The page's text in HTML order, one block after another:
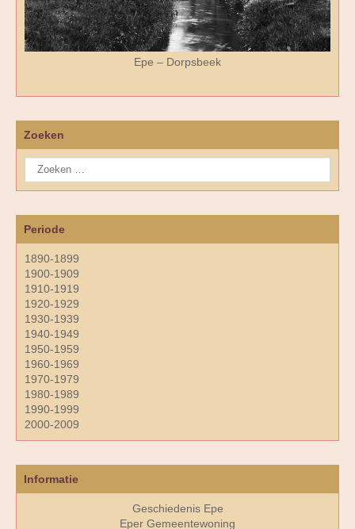
Epe – Dorpsbeek
Zoeken
Periode
1890-1899
1900-1909
1910-1919
1920-1929
1930-1939
1940-1949
1950-1959
1960-1969
1970-1979
1980-1989
1990-1999
2000-2009
Informatie
Geschiedenis Epe
Eper Gemeentewoning